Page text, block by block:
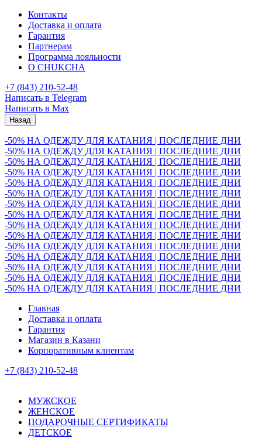
Контакты
Доставка и оплата
Гарантия
Партнерам
Программа лояльности
О CHUKCHA
+7 (843) 210-52-48
Написать в Telegram
Написать в Max
Назад
-50% НА ОДЕЖДУ ДЛЯ КАТАНИЯ | ПОСЛЕДНИЕ ДНИ
-50% НА ОДЕЖДУ ДЛЯ КАТАНИЯ | ПОСЛЕДНИЕ ДНИ
-50% НА ОДЕЖДУ ДЛЯ КАТАНИЯ | ПОСЛЕДНИЕ ДНИ
-50% НА ОДЕЖДУ ДЛЯ КАТАНИЯ | ПОСЛЕДНИЕ ДНИ
-50% НА ОДЕЖДУ ДЛЯ КАТАНИЯ | ПОСЛЕДНИЕ ДНИ
-50% НА ОДЕЖДУ ДЛЯ КАТАНИЯ | ПОСЛЕДНИЕ ДНИ
-50% НА ОДЕЖДУ ДЛЯ КАТАНИЯ | ПОСЛЕДНИЕ ДНИ
-50% НА ОДЕЖДУ ДЛЯ КАТАНИЯ | ПОСЛЕДНИЕ ДНИ
-50% НА ОДЕЖДУ ДЛЯ КАТАНИЯ | ПОСЛЕДНИЕ ДНИ
-50% НА ОДЕЖДУ ДЛЯ КАТАНИЯ | ПОСЛЕДНИЕ ДНИ
-50% НА ОДЕЖДУ ДЛЯ КАТАНИЯ | ПОСЛЕДНИЕ ДНИ
-50% НА ОДЕЖДУ ДЛЯ КАТАНИЯ | ПОСЛЕДНИЕ ДНИ
-50% НА ОДЕЖДУ ДЛЯ КАТАНИЯ | ПОСЛЕДНИЕ ДНИ
-50% НА ОДЕЖДУ ДЛЯ КАТАНИЯ | ПОСЛЕДНИЕ ДНИ
-50% НА ОДЕЖДУ ДЛЯ КАТАНИЯ | ПОСЛЕДНИЕ ДНИ
Главная
Доставка и оплата
Гарантия
Магазин в Казани
Корпоративным клиентам
+7 (843) 210-52-48
МУЖСКОЕ
ЖЕНСКОЕ
ПОДАРОЧНЫЕ СЕРТИФИКАТЫ
ДЕТСКОЕ